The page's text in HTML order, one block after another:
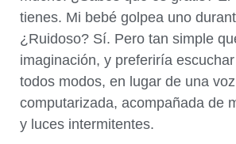
tienes. Mi bebé golpea uno
¿Ruidoso? Sí. Pero tan simple
imaginación, y preferiría
todos modos, en lugar de una voz
computarizada, acompañada de
y luces intermitentes.